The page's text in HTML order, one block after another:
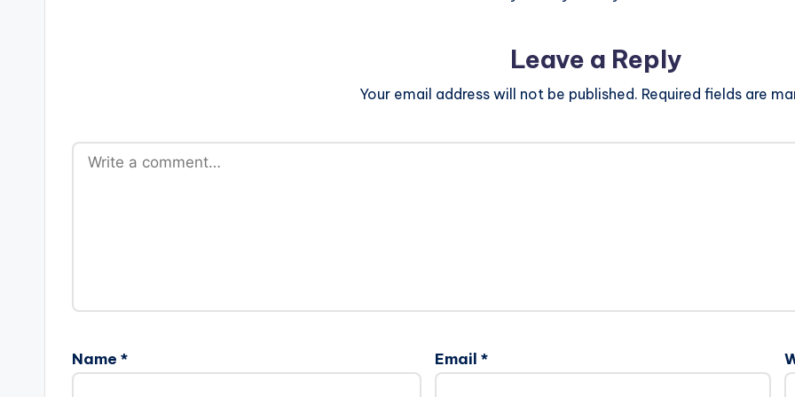
Leave a Reply
Your email address will not be published. Required fields are
Name * Email *